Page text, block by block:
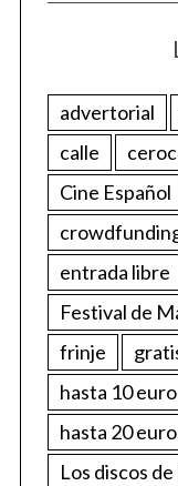
advertorial
calle
Cine Español
entrada libre
Festival de
frinje
hasta 10
hasta 20
Los discos